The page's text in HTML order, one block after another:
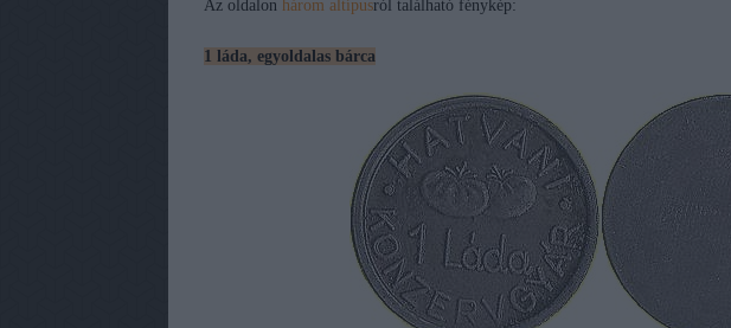
Az oldalon három altípusról található fénykép:
1 láda, egyoldalas bárca